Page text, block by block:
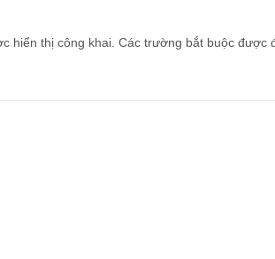
hiển thị công khai. Các trường bắt buộc được